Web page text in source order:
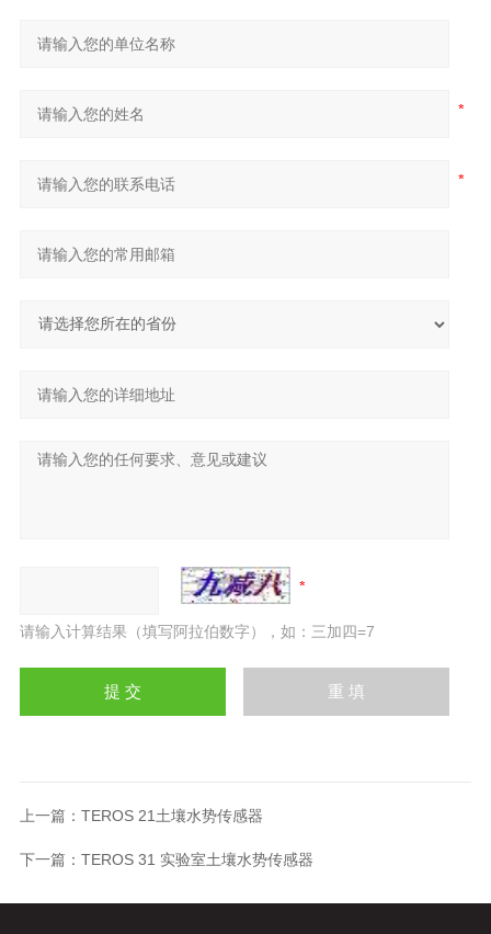
请输入计算结果（填写阿拉伯数字），如：三加四=7
上一篇： TEROS 21土壤水势传感器
下一篇： TEROS 31 实验室土壤水势传感器